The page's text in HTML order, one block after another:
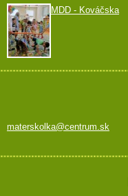
MDD - Kováčska
materskolka@centrum.sk